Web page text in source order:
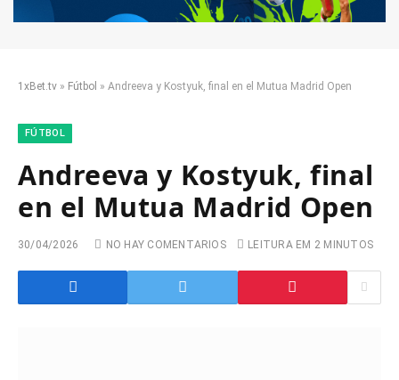
1xBet.tv » Fútbol » Andreeva y Kostyuk, final en el Mutua Madrid Open
FÚTBOL
Andreeva y Kostyuk, final
en el Mutua Madrid Open
30/04/2026 NO HAY COMENTARIOS LEITURA EM 2 MINUTOS